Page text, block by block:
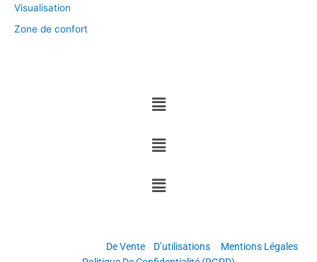
Visualisation
Zone de confort
Menu
Menu
Menu
De Vente D’utilisations Mentions Légales